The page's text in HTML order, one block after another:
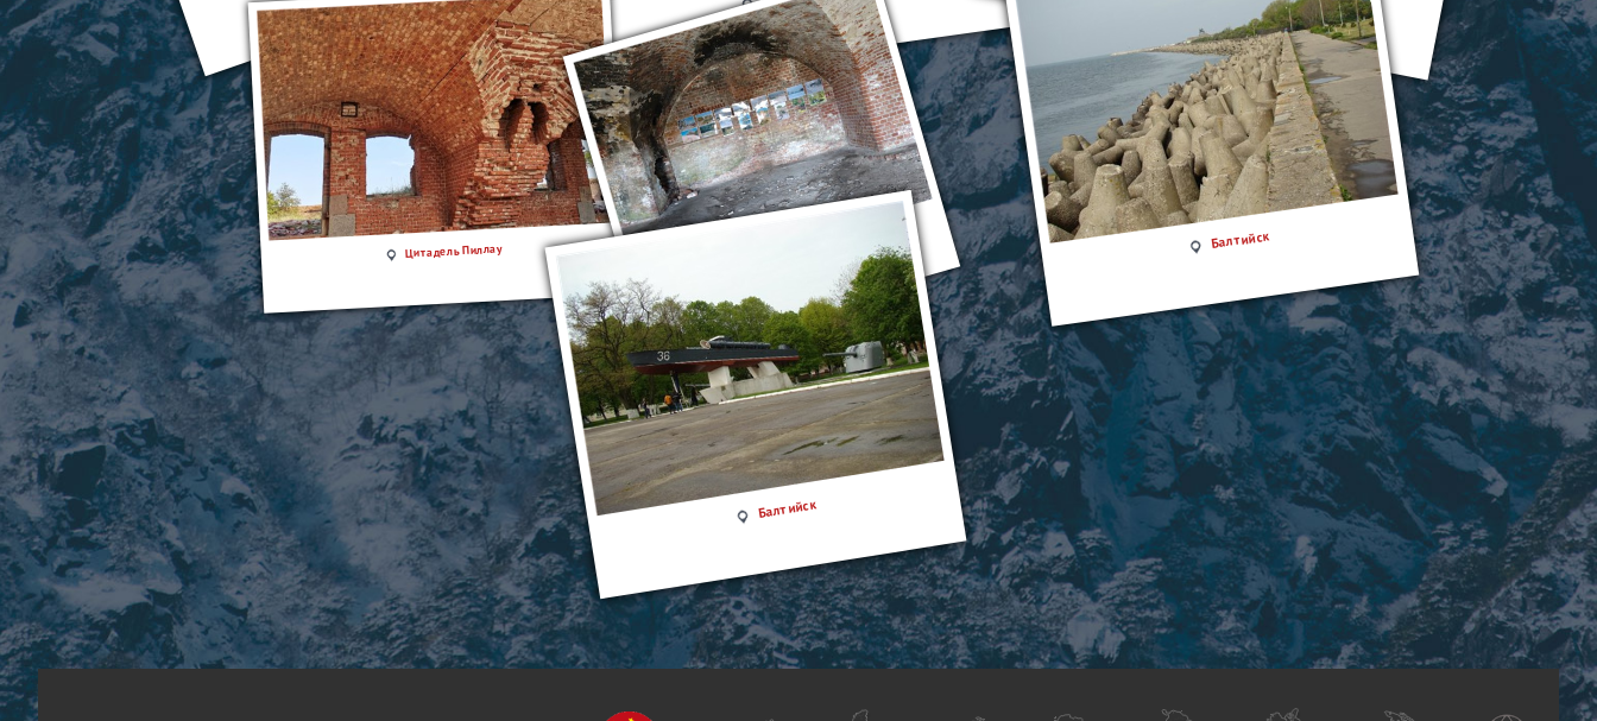
Цитадель Пиллау Балтийск
Балтийск